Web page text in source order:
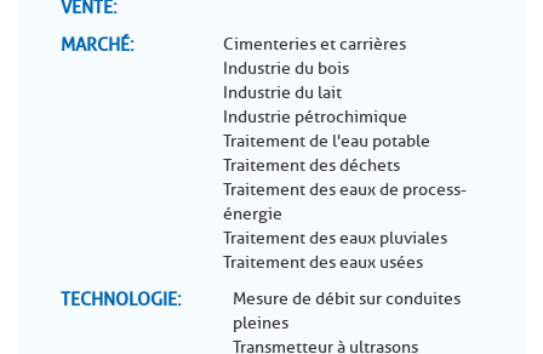
VENTE
MARCHÉ
Cimenteries et carrières
Industrie du bois
Industrie du lait
Industrie pétrochimique
Traitement de l'eau potable
Traitement des déchets
Traitement des eaux de process-
énergie
Traitement des eaux pluviales
Traitement des eaux usées
TECHNOLOGIE
Mesure de débit sur conduites
pleines
Transmetteur à ultrasons